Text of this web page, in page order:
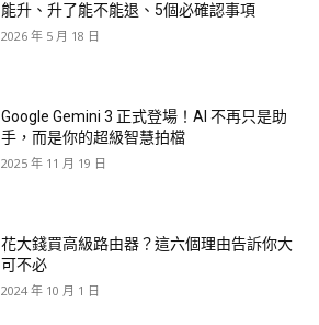
能升、升了能不能退、5個必確認事項
2026 年 5 月 18 日
Google Gemini 3 正式登場！AI 不再只是助
手，而是你的超級智慧拍檔
2025 年 11 月 19 日
花大錢買高級路由器？這六個理由告訴你大
可不必
2024 年 10 月 1 日